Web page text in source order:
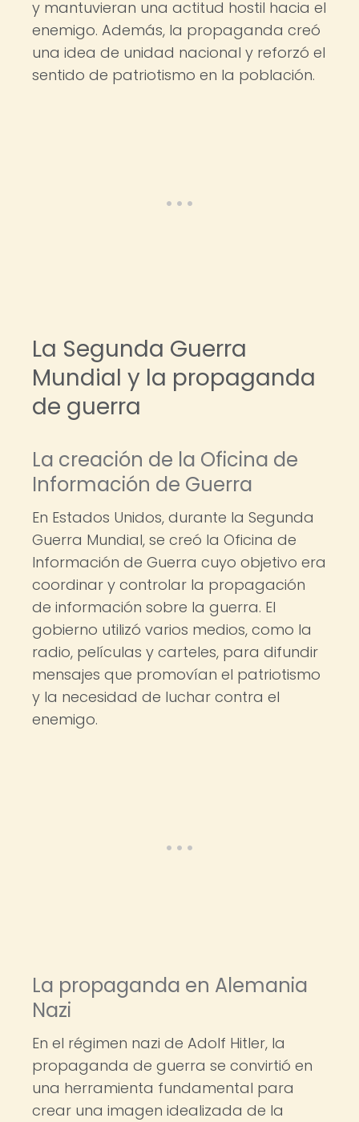
y mantuvieran una actitud hostil hacia el
enemigo. Además, la propaganda creó
una idea de unidad nacional y reforzó el
sentido de patriotismo en la población.
La Segunda Guerra
Mundial y la propaganda
de guerra
La creación de la Oficina de
Información de Guerra
En Estados Unidos, durante la Segunda
Guerra Mundial, se creó la Oficina de
Información de Guerra cuyo objetivo era
coordinar y controlar la propagación
de información sobre la guerra. El
gobierno utilizó varios medios, como la
radio, películas y carteles, para difundir
mensajes que promovían el patriotismo
y la necesidad de luchar contra el
enemigo.
La propaganda en Alemania
Nazi
En el régimen nazi de Adolf Hitler, la
propaganda de guerra se convirtió en
una herramienta fundamental para
crear una imagen idealizada de la